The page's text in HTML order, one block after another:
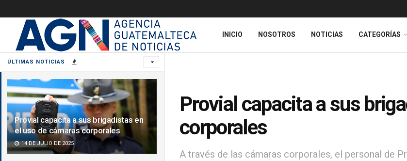
ÚLTIMAS NOTICIAS
Provial capacita a sus brigadistas en
el uso de cámaras corporales
14 DE JULIO DE 2025
INICIO NOSOTROS NOTICIAS CATEGORÍAS
Provial capacita a sus
corporales
A través de las cámaras corporales, el personal de